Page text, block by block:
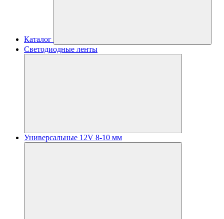
Каталог
Светодиодные ленты
Универсальные 12V 8-10 мм